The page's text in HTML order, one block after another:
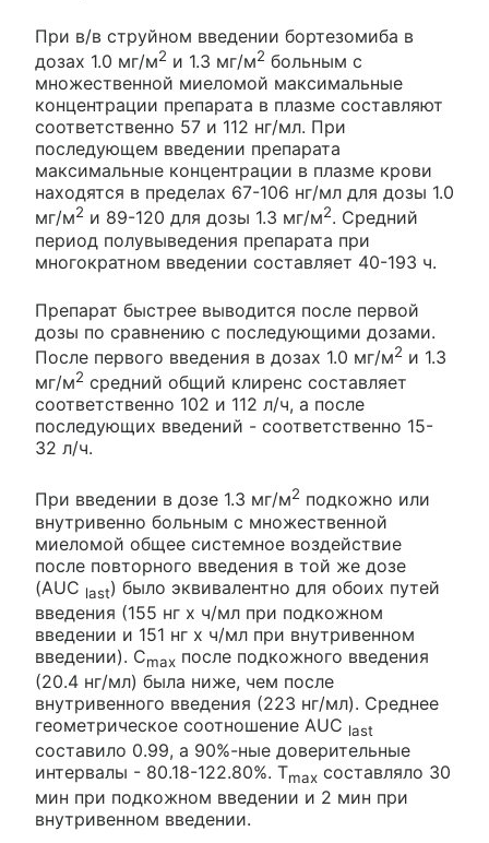
При в/в струйном введении бортезомиба в
дозах 1.0 мг/м2 и 1.3 мг/м2 больным с
множественной миеломой максимальные
концентрации препарата в плазме составляют
соответственно 57 и 112 нг/мл. При
последующем введении препарата
максимальные концентрации в плазме крови
находятся в пределах 67-106 нг/мл для дозы 1.0
мг/м2 и 89-120 для дозы 1.3 мг/м2. Средний
период полувыведения препарата при
многократном введении составляет 40-193 ч.
Препарат быстрее выводится после первой
дозы по сравнению с последующими дозами.
После первого введения в дозах 1.0 мг/м2 и 1.3
мг/м2 средний общий клиренс составляет
соответственно 102 и 112 л/ч, а после
последующих введений - соответственно 15-
32 л/ч.
При введении в дозе 1.3 мг/м2 подкожно или
внутривенно больным с множественной
миеломой общее системное воздействие
после повторного введения в той же дозе
(AUC last) было эквивалентно для обоих путей
введения (155 нг х ч/мл при подкожном
введении и 151 нг х ч/мл при внутривенном
введении). Cmax после подкожного введения
(20.4 нг/мл) была ниже, чем после
внутривенного введения (223 нг/мл). Среднее
геометрическое соотношение AUC last
составило 0.99, а 90%-ные доверительные
интервалы - 80.18-122.80%. Tmax составляло 30
мин при подкожном введении и 2 мин при
внутривенном введении.